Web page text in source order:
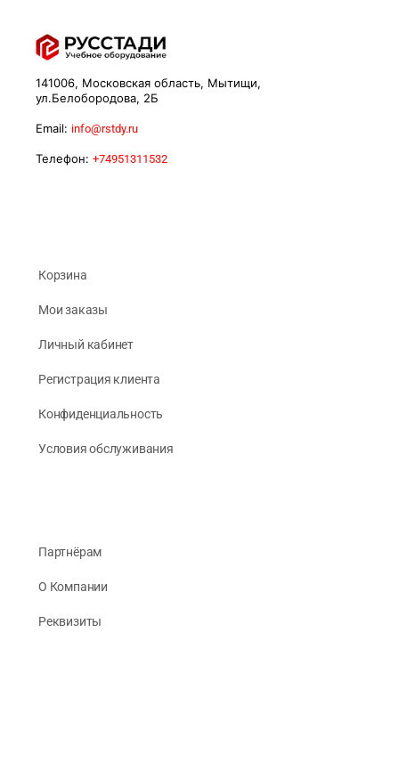
141006, Московская область, Мытищи,
ул.Белобородова, 2Б
Email: info@rstdy.ru
Телефон: +74951311532
Корзина
Мои заказы
Личный кабинет
Регистрация клиента
Конфиденциальность
Условия обслуживания
Партнёрам
О Компании
Реквизиты